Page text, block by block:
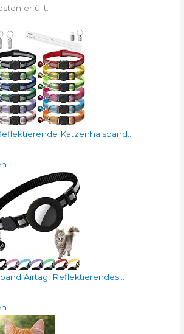
erfüllt.
Katzenhalsband...
Airtag, Reflektierendes...